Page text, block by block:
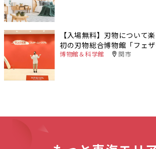
【入場無料】刃物について
初の刃物総合博物館「フェザ
博物館＆科学館 関市